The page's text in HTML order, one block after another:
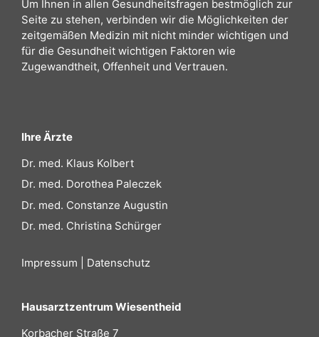
Um Ihnen in allen Gesundheitsfragen bestmöglich zur
Seite zu stehen, verbinden wir die Möglichkeiten der
zeitgemäßen Medizin mit nicht minder wichtigen und
für die Gesundheit wichtigen Faktoren wie
Zugewandtheit, Offenheit und Vertrauen.
Ihre Ärzte
Dr. med. Klaus Kolbert
Dr. med. Dorothea Paleczek
Dr. med. Constanze Augustin
Dr. med. Christina Schürger
Impressum Datenschutz
Hausarztzentrum Wiesentheid
Korbacher Straße 7